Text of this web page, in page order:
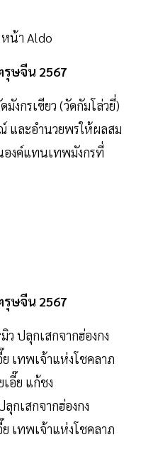
น้า Aldo
รุษจีน 2567
มังกรเขียว (วัดกัมโล่วยี่)
และอำนวยพรให้ผลสม
องค์แทนเทพมังกรที่
รุษจีน 2567
ว ปลุกเสกจากฮ่องกง
ย เทพเจ้าแห่งโชคลาภ
อี๊ย แก้ชง
กเสกจากฮ่องกง
ย เทพเจ้าแห่งโชคลาภ